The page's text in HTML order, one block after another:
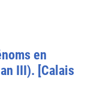
en
III). [Calais